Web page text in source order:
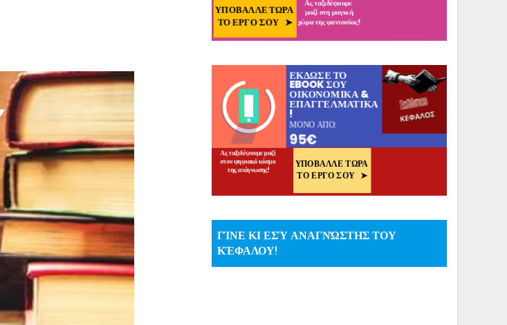
ΓΊΝΕ ΚΙ ΕΣΎ ΑΝΑΓΝΏΣΤΗΣ ΤΟΥ
ΚΈΦΑΛΟΥ!